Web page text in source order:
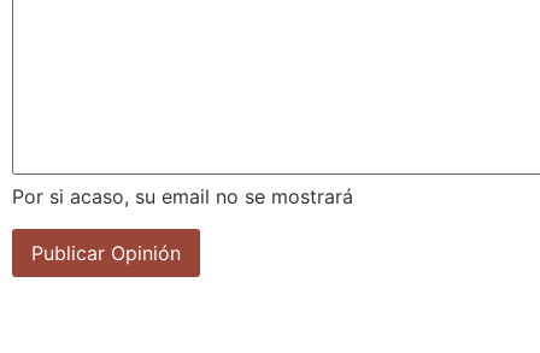
Por si acaso, su email no se mostrará